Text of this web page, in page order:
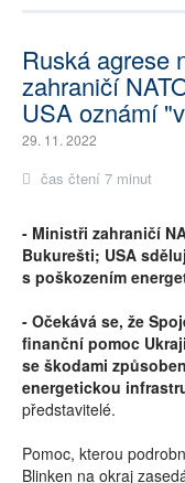
Ruská agrese
zahraničí
USA oznámí
29. 11. 2022
čas čtení 7 minut
- Ministři zahraničí
Bukurešti; USA
s poškozením
- Očekává se, že
finanční pomoc
se škodami
energetickou
představitelé.
Pomoc, kterou
Blinken na okraj